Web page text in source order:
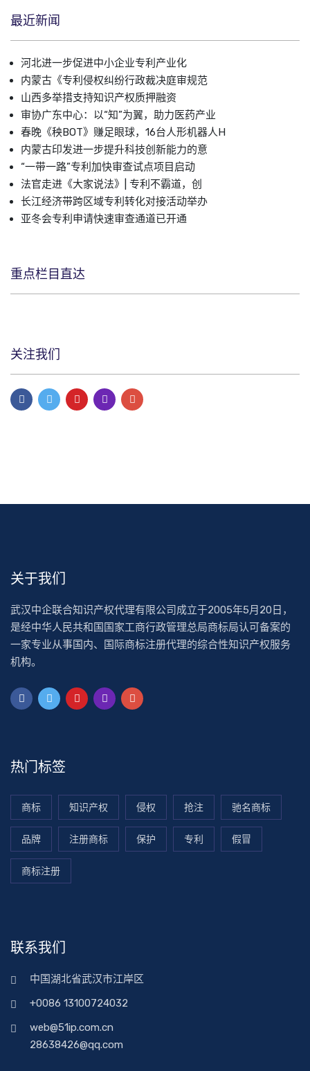
最近新闻
河北进一步促进中小企业专利产业化
内蒙古《专利侵权纠纷行政裁决庭审规范
山西多举措支持知识产权质押融资
审协广东中心：以“知”为翼，助力医药产业
春晚《秧BOT》赚足眼球，16台人形机器人H
内蒙古印发进一步提升科技创新能力的意
“一带一路”专利加快审查试点项目启动
法官走进《大家说法》| ​专利不霸道，创
长江经济带跨区域专利转化对接活动举办
亚冬会专利申请快速审查通道已开通
重点栏目直达
关注我们
关于我们
武汉中企联合知识产权代理有限公司成立于2005年5月20日，
是经中华人民共和国国家工商行政管理总局商标局认可备案的
一家专业从事国内、国际商标注册代理的综合性知识产权服务
机构。
热门标签
商标 知识产权 侵权 抢注 驰名商标
品牌 注册商标 保护 专利 假冒
商标注册
联系我们
中国湖北省武汉市江岸区
+0086 13100724032
web@51ip.com.cn
28638426@qq.com